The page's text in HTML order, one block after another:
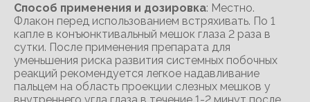
Способ применения и дозировка: Местно.
Флакон перед использованием встряхивать. По 1
капле в конъюнктивальный мешок глаза 2 раза в
сутки. После применения препарата для
уменьшения риска развития системных побочных
реакций рекомендуется легкое надавливание
пальцем на область проекции слезных мешков у